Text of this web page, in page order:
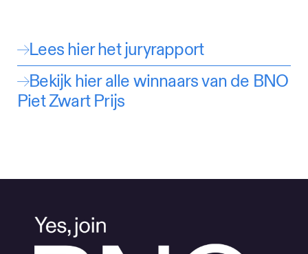
Lees hier het juryrapport
Bekijk hier alle winnaars van de BNO
Piet Zwart Prijs